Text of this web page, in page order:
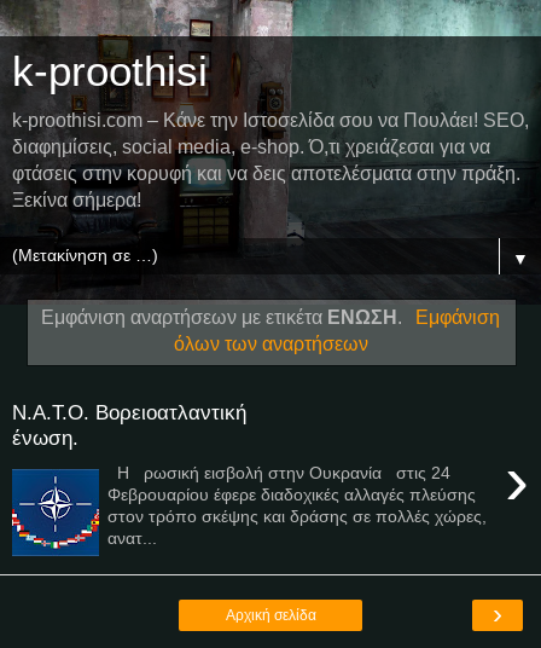
k-proothisi
k-proothisi.com – Κάνε την Ιστοσελίδα σου να Πουλάει! SEO,
διαφημίσεις, social media, e-shop. Ό,τι χρειάζεσαι για να
φτάσεις στην κορυφή και να δεις αποτελέσματα στην πράξη.
Ξεκίνα σήμερα!
▼
Εμφάνιση αναρτήσεων με ετικέτα ΕΝΩΣΗ .
Εμφάνιση
όλων των αναρτήσεων
Ν.Α.Τ.Ο. Βορειοατλαντική
ένωση.
›
Η ρωσική εισβολή στην Ουκρανία στις 24
Φεβρουαρίου έφερε διαδοχικές αλλαγές πλεύσης
στον τρόπο σκέψης και δράσης σε πολλές χώρες,
ανατ...
›
Αρχική σελίδα